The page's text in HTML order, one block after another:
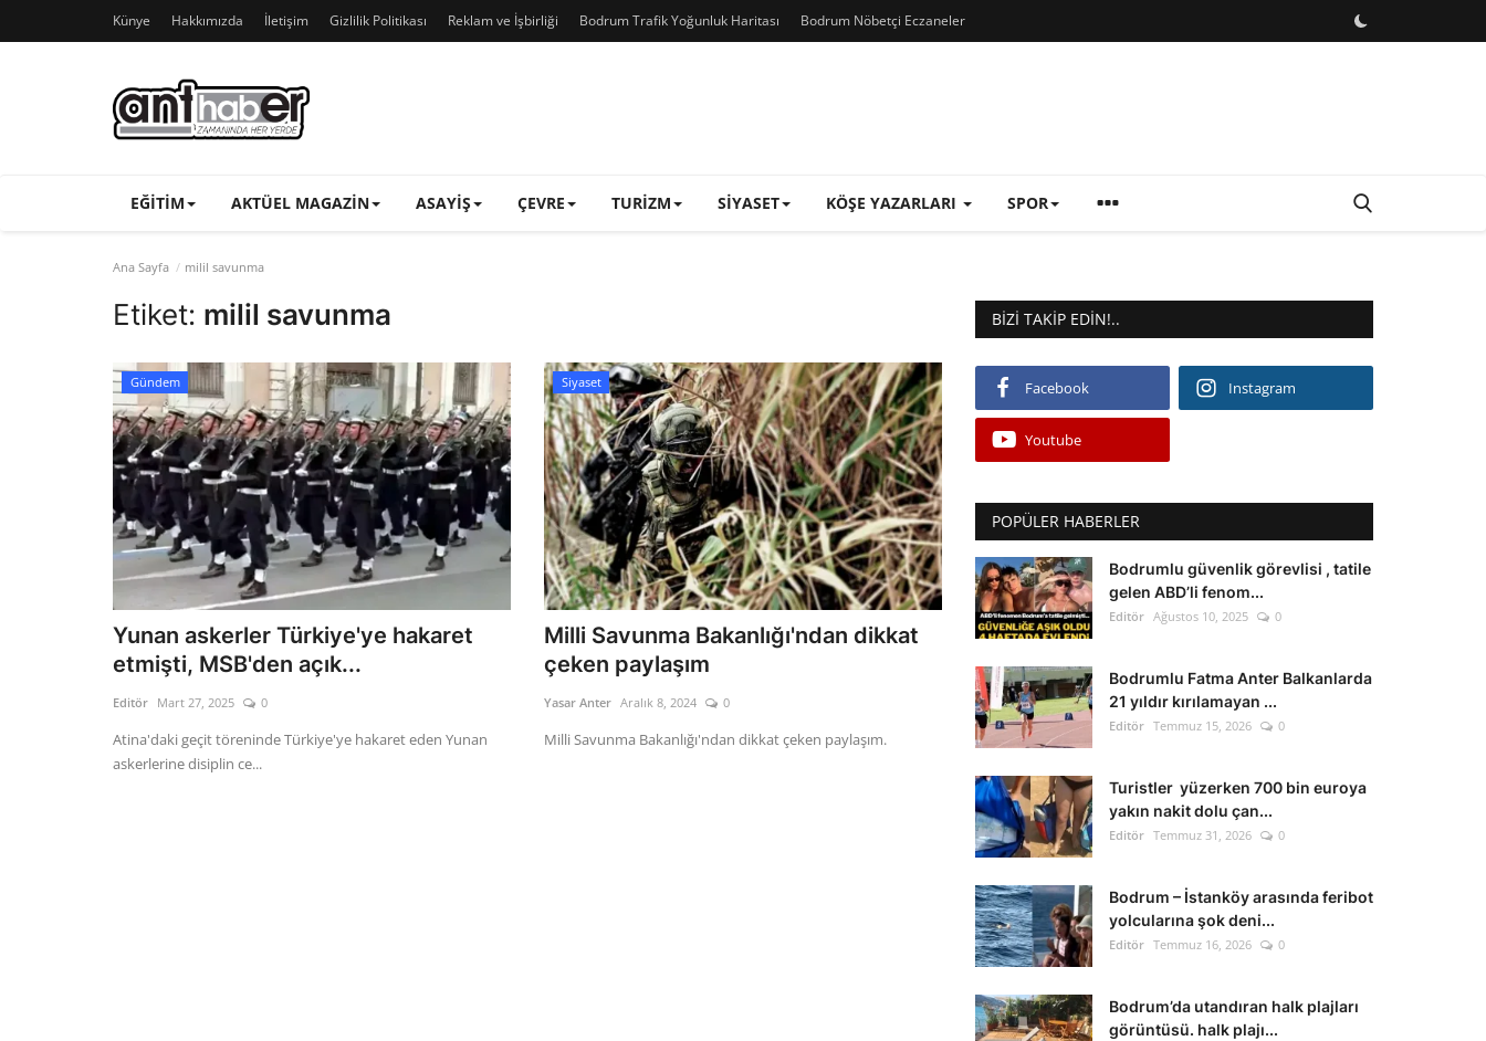
Künye Hakkımızda İletişim Gizlilik Politikası Reklam ve İşbirliği Bodrum Trafik Yoğunluk Haritası Bodrum Nöbetçi Eczaneler
EĞITIM AKTÜEL MAGAZIN ASAYIŞ ÇEVRE TURIZM SIYASET KÖŞE YAZARLARI SPOR
Ana Sayfa milil savunma
Etiket: milil savunma
Gündem
Yunan askerler Türkiye'ye hakaret
etmişti, MSB'den açık...
Editör Mart 27, 2025 0
Atina'daki geçit töreninde Türkiye'ye hakaret eden Yunan
askerlerine disiplin ce...
Siyaset
Milli Savunma Bakanlığı'ndan dikkat
çeken paylaşım
Yasar Anter Aralık 8, 2024 0
Milli Savunma Bakanlığı'ndan dikkat çeken paylaşım.
BIZI TAKIP EDIN!..
Facebook Instagram
Youtube
POPÜLER HABERLER
Bodrumlu güvenlik görevlisi , tatile
gelen ABD’li fenom...
Editör Ağustos 10, 2025 0
Bodrumlu Fatma Anter Balkanlarda
21 yıldır kırılamayan ...
Editör Temmuz 15, 2026 0
Turistler yüzerken 700 bin euroya
yakın nakit dolu çan...
Editör Temmuz 31, 2026 0
Bodrum – İstanköy arasında feribot
yolcularına şok deni...
Editör Temmuz 16, 2026 0
Bodrum’da utandıran halk plajları
görüntüsü. halk plajı...